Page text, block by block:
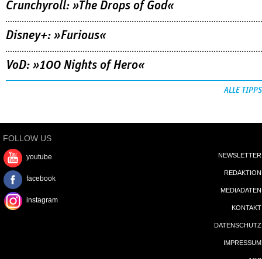
Crunchyroll: »The Drops of God«
Disney+: »Furious«
VoD: »100 Nights of Hero«
ALLE TIPPS
FOLLOW US
youtube
facebook
instagram
NEWSLETTER
REDAKTION
MEDIADATEN
KONTAKT
DATENSCHUTZ
IMPRESSUM